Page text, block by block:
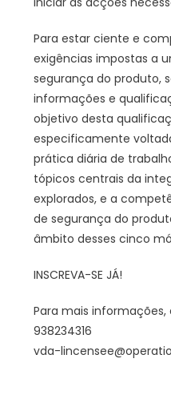
Para estar ciente e
exigências impostas a
segurança do produto,
informações e
objetivo desta
especificamente
prática diária de
tópicos centrais da
explorados, e a
de segurança do
âmbito desses cinco
INSCREVA-SE JÁ!
Para mais
938234316
vda-